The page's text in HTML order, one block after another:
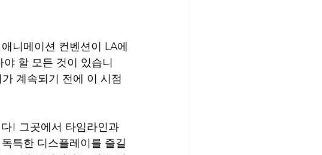
니메이션 컨벤션이 LA에
할 모든 것이 있습니
계속되기 전에 이 시점
특한 디스플레이를 즐길